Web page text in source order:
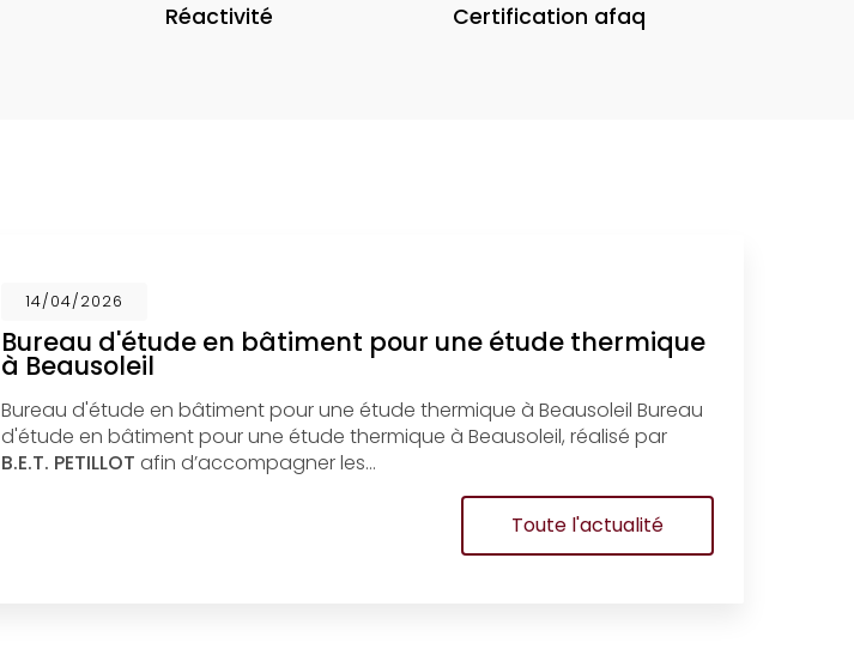
Réactivité Certification afaq
14/04/2026
Bureau d'étude en bâtiment pour une étude thermique
à Beausoleil
Bureau d'étude en bâtiment pour une étude thermique à Beausoleil Bureau
d'étude en bâtiment pour une étude thermique à Beausoleil, réalisé par
B.E.T. PETILLOT afin d’accompagner les…
Toute l'actualité